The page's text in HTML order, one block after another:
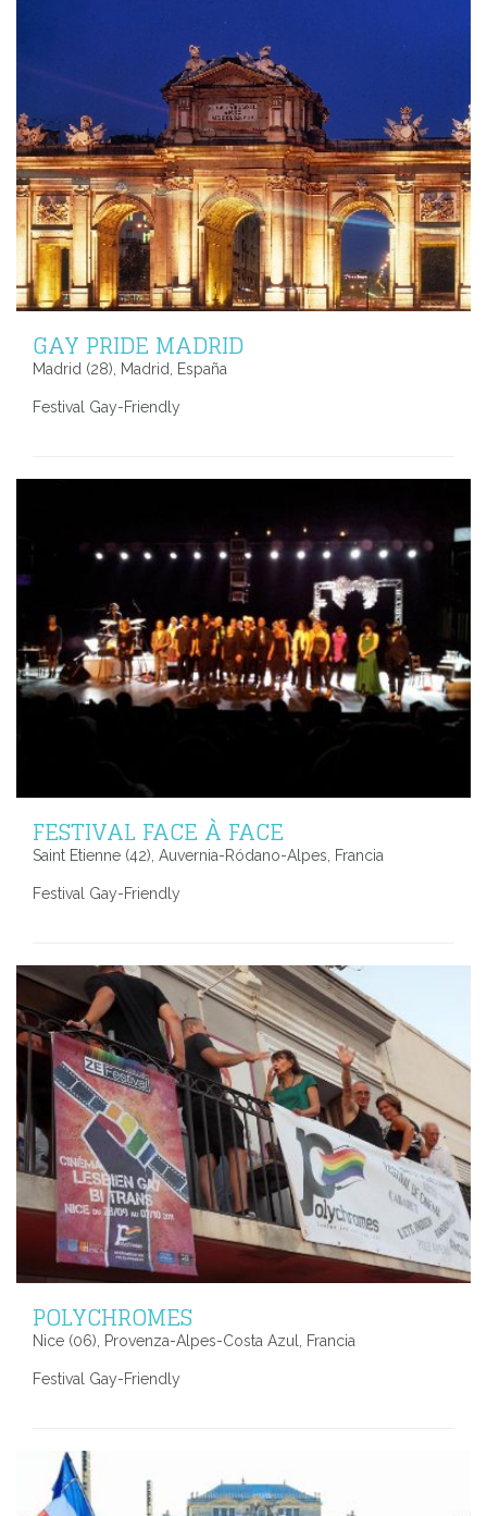
GAY PRIDE MADRID
Madrid (28), Madrid, España
Festival Gay-Friendly
FESTIVAL FACE À FACE
Saint Etienne (42), Auvernia-Ródano-Alpes, Francia
Festival Gay-Friendly
POLYCHROMES
Nice (06), Provenza-Alpes-Costa Azul, Francia
Festival Gay-Friendly